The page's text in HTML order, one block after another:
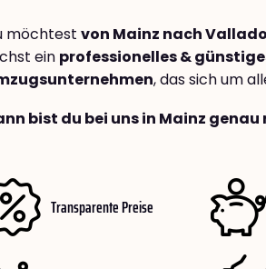
möchtest von Mainz nach
ein professionelles &
, das sich um
bist du bei uns in Mainz
Transparente Preise